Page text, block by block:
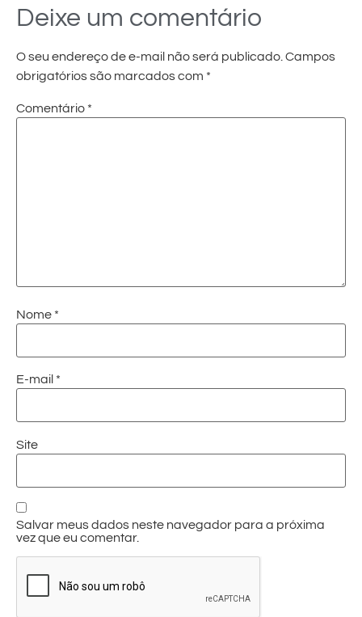
Deixe um comentário
O seu endereço de e-mail não será publicado.Campos
obrigatórios são marcados com *
Comentário *
Nome *
E-mail *
Site
Salvar meus dados neste navegador para a próxima
vez que eu comentar.